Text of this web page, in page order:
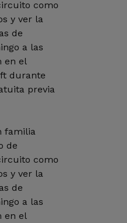
como
y ver la
de
a las
en el
durante
previa
familia
de
como
y ver la
de
a las
en el